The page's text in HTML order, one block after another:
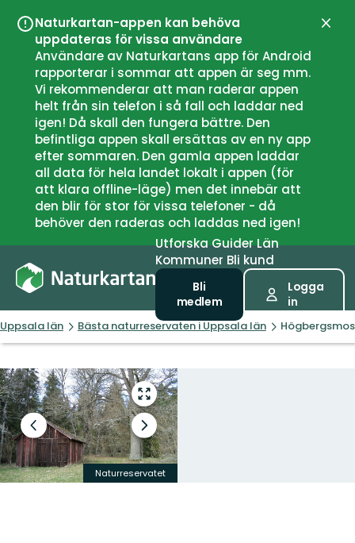
Naturkartan-appen kan behöva
uppdateras för vissa användare
Användare av Naturkartans app för Android
rapporterar i sommar att appen är seg mm.
Vi rekommenderar att man raderar appen
helt från sin telefon i så fall och laddar ned
igen! Då skall den fungera bättre. Den
befintliga appen skall ersättas av en ny app
efter sommaren. Den gamla appen laddar
all data för hela landet lokalt i appen (för
att klara offline-läge) men det innebär att
den blir för stor för vissa telefoner - då
behöver den raderas och laddas ned igen!
UtforskaGuiderLän
Kommuner Bli kund
Bli
medlem
Logga
in
Uppsala län Bästa naturreservaten i Uppsala län
Gå
till
helskärmsläge
Föregående
bild
Nästa
bildspel
Naturreservatet